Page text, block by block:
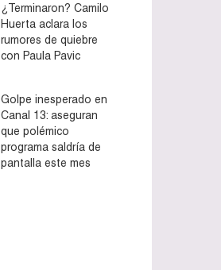
¿Terminaron? Camilo
Huerta aclara los
rumores de quiebre
con Paula Pavic
Golpe inesperado en
Canal 13: aseguran
que polémico
programa saldría de
pantalla este mes